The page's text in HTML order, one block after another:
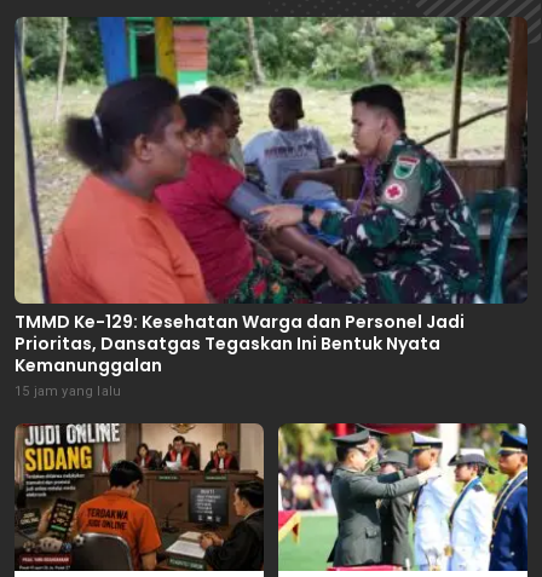
TMMD Ke-129: Kesehatan Warga dan Personel Jadi
Prioritas, Dansatgas Tegaskan Ini Bentuk Nyata
Kemanunggalan
15 jam yang lalu